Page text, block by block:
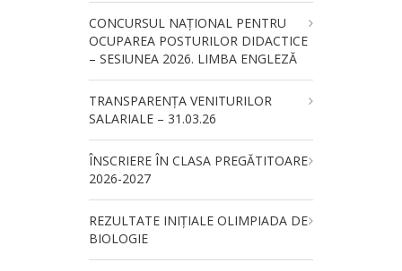
CONCURSUL NAŢIONAL PENTRU
OCUPAREA POSTURILOR DIDACTICE
– SESIUNEA 2026. LIMBA ENGLEZĂ
TRANSPARENȚA VENITURILOR
SALARIALE – 31.03.26
ÎNSCRIERE ÎN CLASA PREGĂTITOARE
2026-2027
REZULTATE INIȚIALE OLIMPIADA DE
BIOLOGIE